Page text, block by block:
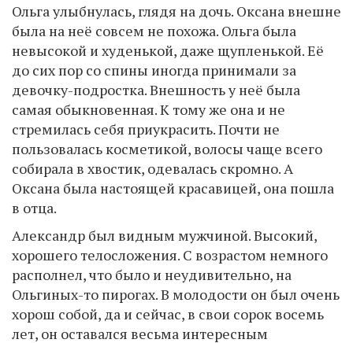
Ольга улыбнулась, глядя на дочь. Оксана внешне
была на неё совсем не похожа. Ольга была
невысокой и худенькой, даже щупленькой. Её
до сих пор со спины иногда принимали за
девочку-подростка. Внешность у неё была
самая обыкновенная. К тому же она и не
стремилась себя приукрасить. Почти не
пользовалась косметикой, волосы чаще всего
собирала в хвостик, одевалась скромно. А
Оксана была настоящей красавицей, она пошла
в отца.
Александр был видным мужчиной. Высокий,
хорошего телосложения. С возрастом немного
располнел, что было и неудивительно, на
Ольгиных-то пирогах. В молодости он был очень
хорош собой, да и сейчас, в свои сорок восемь
лет, он оставался весьма интересным